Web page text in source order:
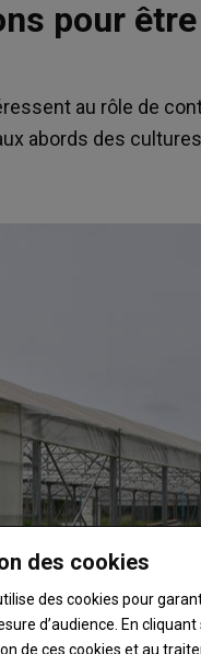
pour
au rôle de
abords des
des cookies
des cookies pour
d’audience. En
de ces cookies et au